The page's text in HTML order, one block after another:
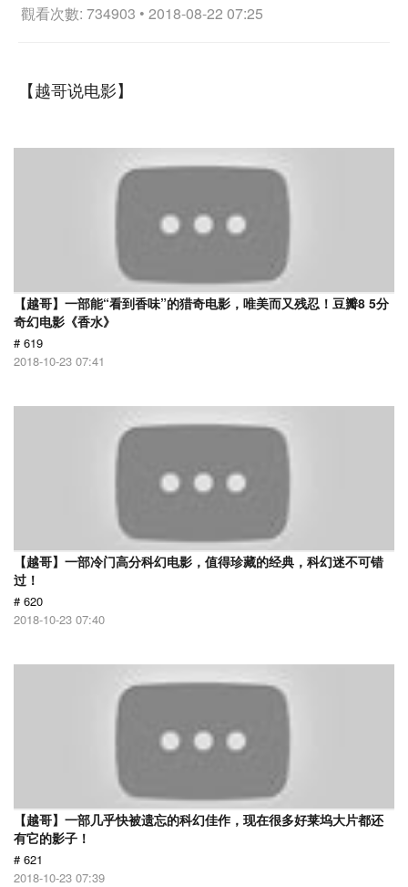
觀看次數: 734903 • 2018-08-22 07:25
【越哥说电影】
【越哥】一部能“看到香味”的猎奇电影，唯美而又残忍！豆瓣8 5分
奇幻电影《香水》
# 619
2018-10-23 07:41
【越哥】一部冷门高分科幻电影，值得珍藏的经典，科幻迷不可错
过！
# 620
2018-10-23 07:40
【越哥】一部几乎快被遗忘的科幻佳作，现在很多好莱坞大片都还
有它的影子！
# 621
2018-10-23 07:39